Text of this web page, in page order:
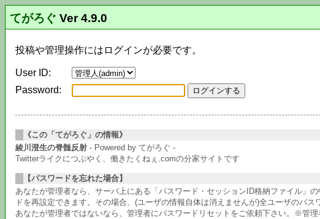
てがろぐ Ver 4.9.0
投稿や管理操作にはログインが必要です。
User ID:
Password:
《この「てがろぐ」の情報》
綾川澄生の脊髄反射 - Powered by てがろぐ -
Twitterライクにつぶやく、働きたくねぇ.comの分家サイトです
【パスワードを忘れた場合】
あなたが管理者なら、サーバ上にある「パスワード・セッションID格納ファイル」
ドを再設定できます。その場合、(ユーザの情報自体は消えませんが)全ユーザのパ
あなたが管理者ではないなら、管理者にパスワードリセットをご依頼下さい。※管